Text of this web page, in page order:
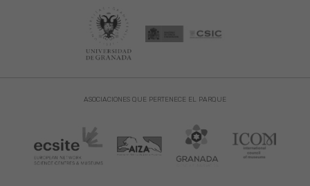
ASOCIACIONES QUE PERTENECE EL PARQUE